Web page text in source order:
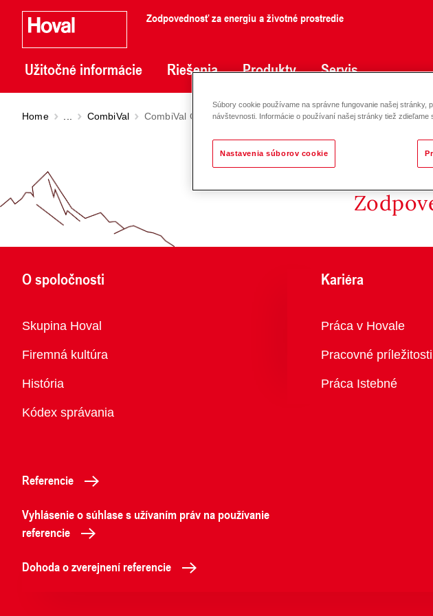
Zodpovednosť za energiu a životné prostredie
Užitočné informácie Riešenia Produkty Servis
Home CombiVal CombiVal CSR (300-2000)
O spoločnosti
Prehľad
Skupina Hoval
Firemná kultúra
História
Kódex správania
Kariéra
Prehľad
Práca v Hovale
Pracovné príležitosti
Práca Istebné
Referencie
Vyhlásenie o súhlase s užívaním práv na používanie
referencie
Dohoda o zverejnení referencie
Súbory cookie používame na správne fungovanie našej stránky,
návštevnosti. Informácie o používaní našej stránky tiež zdieľame
Nastavenia súborov cookie